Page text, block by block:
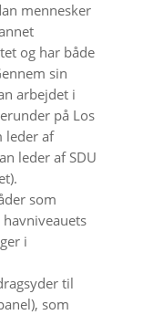
mennesker
og har både
sin
arbejdet i
på Los
leder af
leder af SDU
som
i
til
som